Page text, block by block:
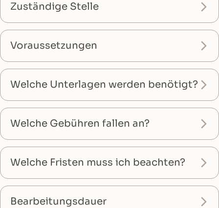
Zuständige Stelle
Voraussetzungen
Welche Unterlagen werden benötigt?
Welche Gebühren fallen an?
Welche Fristen muss ich beachten?
Bearbeitungsdauer